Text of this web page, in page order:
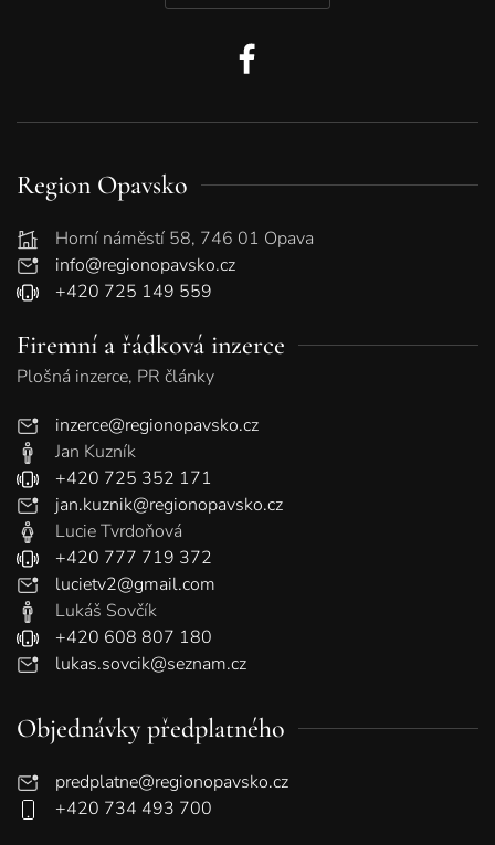
Region Opavsko
Horní náměstí 58, 746 01 Opava
info@regionopavsko.cz
+420 725 149 559
Firemní a řádková inzerce
Plošná inzerce, PR články
inzerce@regionopavsko.cz
Jan Kuzník
+420 725 352 171
jan.kuznik@regionopavsko.cz
Lucie Tvrdoňová
+420 777 719 372
lucietv2@gmail.com
Lukáš Sovčík
+420 608 807 180
lukas.sovcik@seznam.cz
Objednávky předplatného
predplatne@regionopavsko.cz
+420 734 493 700